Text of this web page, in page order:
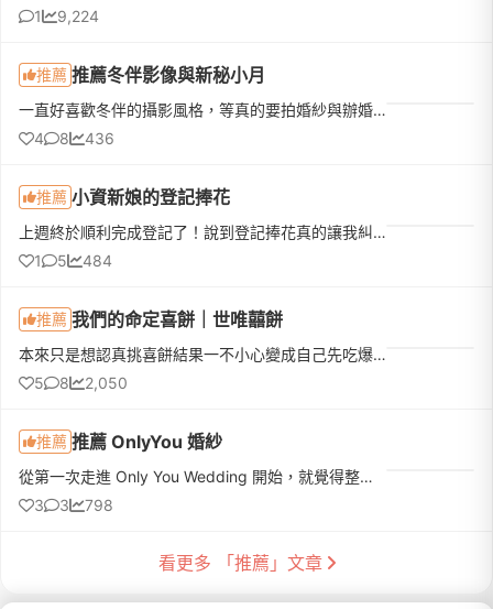
1
9,224
推薦 推薦冬伴影像與新秘小月
一直好喜歡冬伴的攝影風格，等真的要拍婚紗與辦婚禮的時候二話不說直接下定冬伴！大寶老師跟攝助都非常專業，拍攝過程氣氛也非常好，新娘秘書小月也是超級推薦！！！除了幫我化的像idol一樣漂亮，在拍攝時也是一直幫...
4
8 436
推薦 小資新娘的登記捧花
上週終於順利完成登記了！說到登記捧花真的讓我糾結一陣子。一開始先生覺得去戶政事務所拍個照，找間花店買束鮮花就好。但我去問了幾間稍微有設計感的，報價都要兩三千塊。想到最近天氣這麼熱，鮮花拿在手上拍完大概...
1
5 484
推薦 我們的命定喜餅｜世唯囍餅
本來只是想認真挑喜餅結果一不小心變成自己先吃爆🤣我們原本就鎖定要找「中西合併」的喜餅，希望長輩跟朋友都能滿意，所以最後選擇了中式大餅＋手工鐵盒餅乾的搭配給朋友們，另外也準備了中式對餅禮盒送長輩親戚，整...
5
8 2,050
推薦 推薦 OnlyYou 婚紗
從第一次走進 Only You Wedding 開始，就覺得整個團隊很親切。門市的毛姐和悅悅在諮詢時完全沒有給人任何推銷壓力，而是很有耐心地了解我們的需求、介紹方案，也會分享很多經驗。印象最深的是，當天聊完之後，她們還...
3
3 798
看更多 「推薦」文章